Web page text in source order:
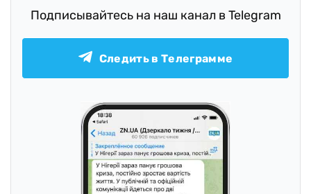
Подписывайтесь на наш канал в Telegram
Следить в Телеграмме